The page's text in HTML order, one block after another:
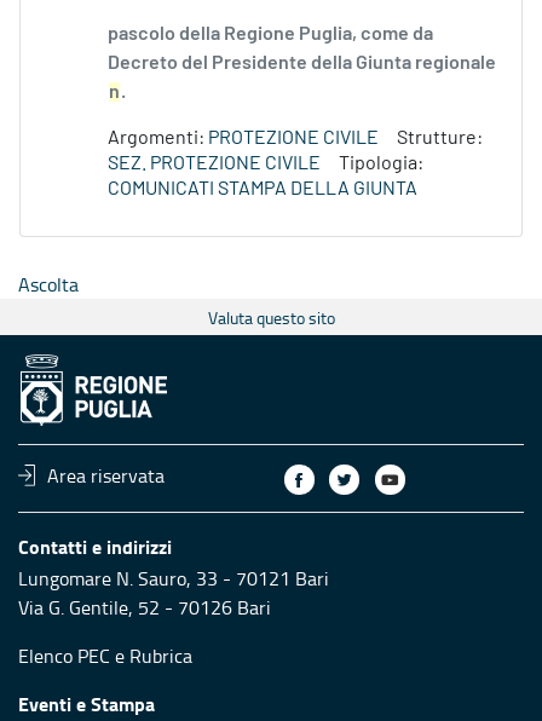
pascolo della Regione Puglia, come da
Decreto del Presidente della Giunta regionale
n.
Argomenti: PROTEZIONE CIVILE
Strutture:
SEZ. PROTEZIONE CIVILE
Tipologia:
COMUNICATI STAMPA DELLA GIUNTA
Ascolta
Valuta questo sito
Area riservata
Contatti e indirizzi
Lungomare N. Sauro, 33 - 70121 Bari
Via G. Gentile, 52 - 70126 Bari
Elenco PEC e Rubrica
Eventi e Stampa